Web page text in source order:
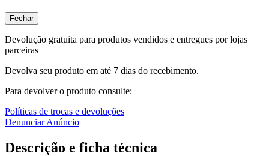
Fechar
Devolução gratuita para produtos vendidos e entregues por lojas
parceiras
Devolva seu produto em até 7 dias do recebimento.
Para devolver o produto consulte:
Políticas de trocas e devoluções
Denunciar Anúncio
Descrição e ficha técnica